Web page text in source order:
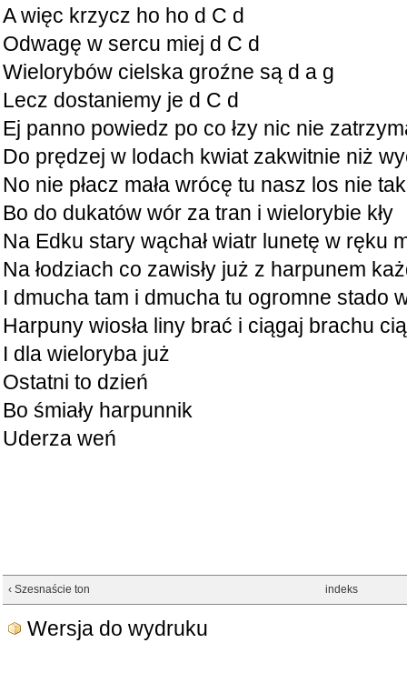
A więc krzycz ho ho d C d
Odwagę w sercu miej d C d
Wielorybów cielska groźne są d a g
Lecz dostaniemy je d C d
Ej panno powiedz po co łzy nic nie
Do prędzej w lodach kwiat zakwitnie niż
No nie płacz mała wrócę tu nasz los nie
Bo do dukatów wór za tran i wielorybie kły
Na Edku stary wąchał wiatr lunetę w ręku
Na łodziach co zawisły już z harpunem
I dmucha tam i dmucha tu ogromne stado
Harpuny wiosła liny brać i ciągaj brachu
I dla wieloryba już
Ostatni to dzień
Bo śmiały harpunnik
Uderza weń
‹ Szesnaście ton indeks
Wersja do wydruku